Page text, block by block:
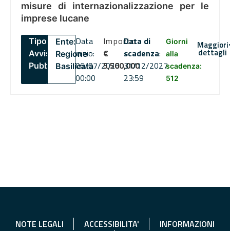
misure di internazionalizzazione per le
imprese lucane
Tipo:
Avviso
Pubblico
Ente:
Regione
Basilicata
Data
inizio:
06/07/2026
00:00
Importo
€
5,500,000
Data di
scadenza:
31/12/2027
23:59
Giorni
alla
scadenza:
512
Maggiori
dettagli
NOTE LEGALI ACCESSIBILITA'
INFORMAZIONI